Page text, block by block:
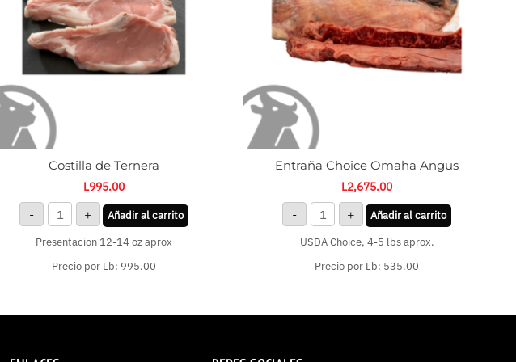
Costilla de Ternera
L995.00
- +
Añadir al carrito
Presentacion 12-14 oz aprox
Precio por Lb: 995.00
Entraña Choice Omaha Angus
L2,675.00
- +
Añadir al carrito
USDA Choice, 4-5 lbs aprox.
Precio por Lb: 535.00